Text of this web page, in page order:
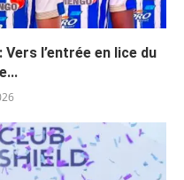
l’entrée en lice du